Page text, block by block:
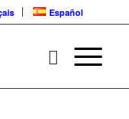
Español